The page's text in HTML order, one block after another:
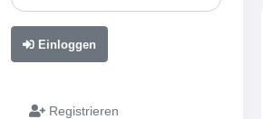
Einloggen
Registrieren